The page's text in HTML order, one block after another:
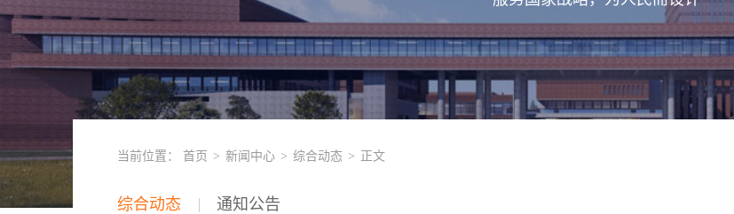
当前位置：首页 > 新闻中心 > 综合动态 > 正文
综合动态 通知公告